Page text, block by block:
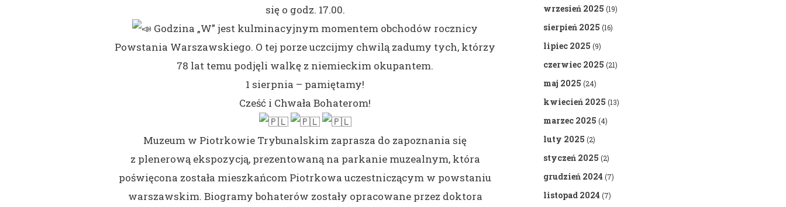
się o godz. 17.00.
Godzina „W” jest kulminacyjnym momentem obchodów rocznicy
Powstania Warszawskiego. O tej porze uczcijmy chwilą zadumy tych, którzy
78 lat temu podjęli walkę z niemieckim okupantem.
1 sierpnia – pamiętamy!
Cześć i Chwała Bohaterom!
Muzeum w Piotrkowie Trybunalskim zaprasza do zapoznania się
z plenerową ekspozycją, prezentowaną na parkanie muzealnym, która
poświęcona została mieszkańcom Piotrkowa uczestniczącym w powstaniu
warszawskim. Biogramy bohaterów zostały opracowane przez doktora
wrzesień 2025 (19)
sierpień 2025 (16)
lipiec 2025 (9)
czerwiec 2025 (21)
maj 2025 (24)
kwiecień 2025 (13)
marzec 2025 (4)
luty 2025 (2)
styczeń 2025 (2)
grudzień 2024 (7)
listopad 2024 (7)